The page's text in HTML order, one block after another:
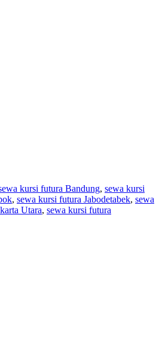
kursi futura Bandung, sewa kursi
, sewa kursi futura Jabodetabek, sewa
Utara, sewa kursi futura